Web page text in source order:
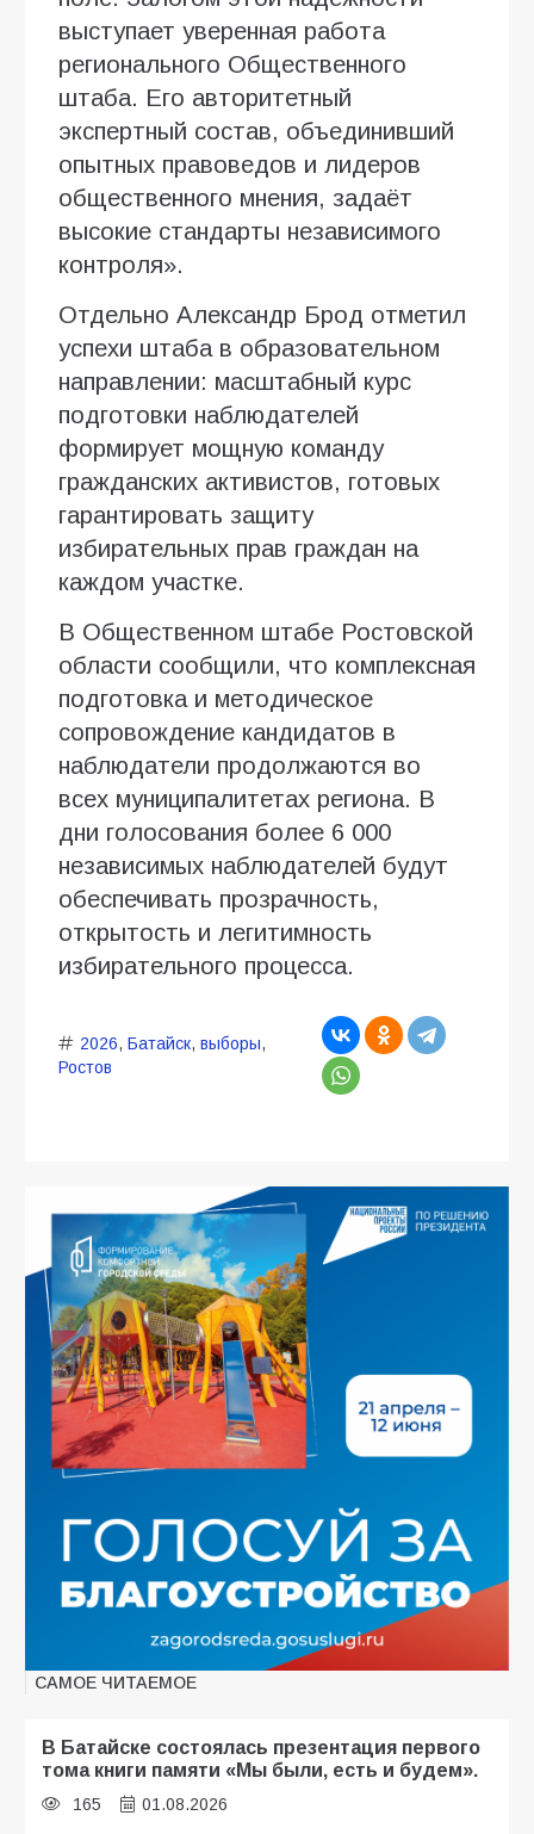
выступает уверенная работа
регионального Общественного
штаба. Его авторитетный
экспертный состав, объединивший
опытных правоведов и лидеров
общественного мнения, задаёт
высокие стандарты независимого
контроля».
Отдельно Александр Брод отметил
успехи штаба в образовательном
направлении: масштабный курс
подготовки наблюдателей
формирует мощную команду
гражданских активистов, готовых
гарантировать защиту
избирательных прав граждан на
каждом участке.
В Общественном штабе Ростовской
области сообщили, что комплексная
подготовка и методическое
сопровождение кандидатов в
наблюдатели продолжаются во
всех муниципалитетах региона. В
дни голосования более 6 000
независимых наблюдателей будут
обеспечивать прозрачность,
открытость и легитимность
избирательного процесса.
2026, Батайск, выборы,
Ростов
САМОЕ ЧИТАЕМОЕ
В Батайске состоялась презентация первого
тома книги памяти «Мы были, есть и будем».
165 01.08.2026